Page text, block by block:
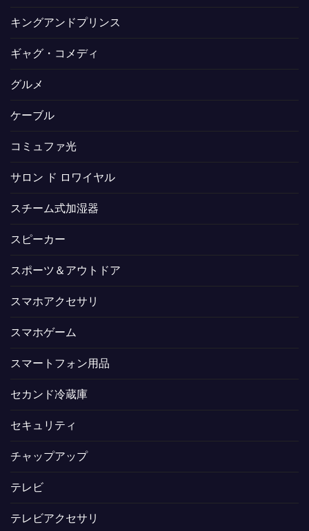
キングアンドプリンス
ギャグ・コメディ
グルメ
ケーブル
コミュファ光
サロン ド ロワイヤル
スチーム式加湿器
スピーカー
スポーツ＆アウトドア
スマホアクセサリ
スマホゲーム
スマートフォン用品
セカンド冷蔵庫
セキュリティ
チャップアップ
テレビ
テレビアクセサリ